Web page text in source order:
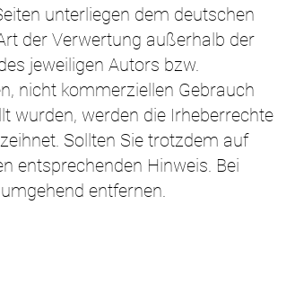
unterliegen dem deutschen
der Verwertung außerhalb der
jeweiligen Autors bzw.
nicht kommerziellen Gebrauch
wurden, werden die Irheberrechte
Sollten Sie trotzdem auf
entsprechenden Hinweis. Bei
entfernen.